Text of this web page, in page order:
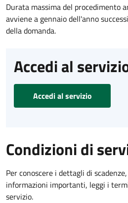
Durata massima del procedimento
avviene a gennaio dell'anno
della domanda.
Accedi al
Accedi al servizio
Condizioni di
Per conoscere i dettagli di
informazioni importanti, leggi i
servizio.